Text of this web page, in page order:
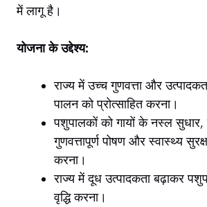
में लागू है।
योजना के उद्देश्य:
राज्य में उच्च गुणवत्ता और
पालन को प्रोत्साहित करना।
पशुपालकों को गायों के नस्ल
गुणवत्तापूर्ण पोषण और स्वास्थ्य
करना।
राज्य में दूध उत्पादकता बढ़ाकर
वृद्धि करना।